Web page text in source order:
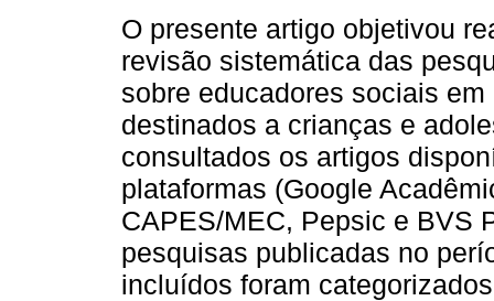
O presente artigo objetivou
revisão sistemática das
sobre educadores sociais em
destinados a crianças e
consultados os artigos
plataformas (Google
CAPES/MEC, Pepsic e BVS
pesquisas publicadas no
incluídos foram